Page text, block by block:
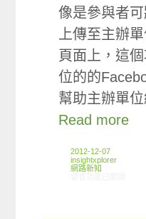
像是參與者
上傳至主辦
頁面上，這
位的的
幫助主辦單
Read more
2012-12-07
insightxplorer
網路新知